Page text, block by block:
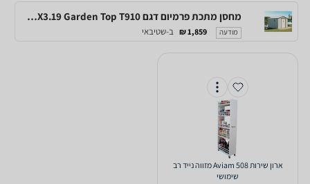
מחסן מתכת פרמיום דגם 2.77X3.19 Garden Top T910
מודעה 1,859 ₪ ב-שטיבאי
‏ארון שירות Aviam 508 מזווה נייד רב
שימושי